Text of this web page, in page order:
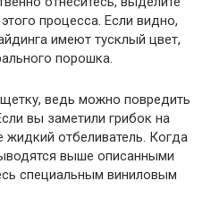
процесса. Если видно,
имеют тусклый цвет,
порошка.
ведь можно повредить
вы заметили грибок на
жидкий отбеливатель. Когда
выше описанными
специальным виниловым